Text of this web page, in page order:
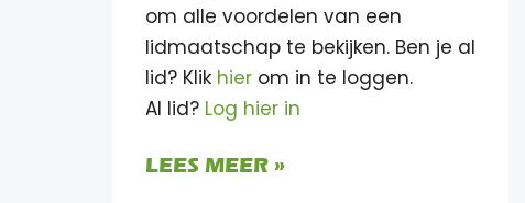
om alle voordelen van een
lidmaatschap te bekijken. Ben je al
lid? Klik hier om in te loggen.
Al lid? Log hier in
LEES MEER »